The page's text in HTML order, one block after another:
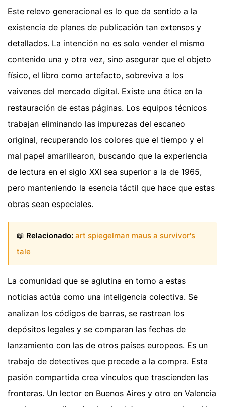
Este relevo generacional es lo que da sentido a la
existencia de planes de publicación tan extensos y
detallados. La intención no es solo vender el mismo
contenido una y otra vez, sino asegurar que el objeto
físico, el libro como artefacto, sobreviva a los
vaivenes del mercado digital. Existe una ética en la
restauración de estas páginas. Los equipos técnicos
trabajan eliminando las impurezas del escaneo
original, recuperando los colores que el tiempo y el
mal papel amarillearon, buscando que la experiencia
de lectura en el siglo XXI sea superior a la de 1965,
pero manteniendo la esencia táctil que hace que estas
obras sean especiales.
📖 Relacionado: art spiegelman maus a survivor's
tale
La comunidad que se aglutina en torno a estas
noticias actúa como una inteligencia colectiva. Se
analizan los códigos de barras, se rastrean los
depósitos legales y se comparan las fechas de
lanzamiento con las de otros países europeos. Es un
trabajo de detectives que precede a la compra. Esta
pasión compartida crea vínculos que trascienden las
fronteras. Un lector en Buenos Aires y otro en Valencia